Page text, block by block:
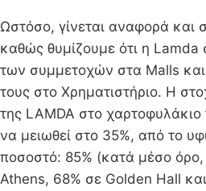
Ωστόσο, γίνεται αναφορά και
καθώς θυμίζουμε ότι η Lamda
των συμμετοχών στα Malls
τους στο Χρηματιστήριο. Η
της LAMDA στο
να μειωθεί στο 35%, από το
ποσοστό: 85% (κατά μέσο όρο,
Athens, 68% σε Golden Hall